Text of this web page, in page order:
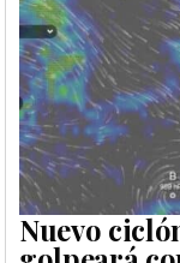
Nuevo